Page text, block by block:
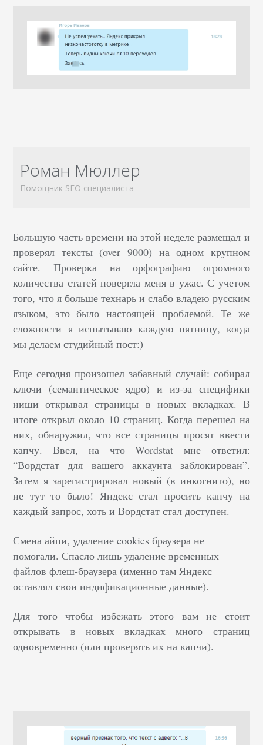
Роман Мюллер
Помощник SEO специалиста
Большую часть времени на этой неделе размещал и
проверял тексты (over 9000) на одном крупном
сайте. Проверка на орфографию огромного
количества статей повергла меня в ужас. С учетом
того, что я больше технарь и слабо владею русским
языком, это было настоящей проблемой. Те же
сложности я испытываю каждую пятницу, когда
мы делаем студийный пост:)
Еще сегодня произошел забавный случай: собирал
ключи (семантическое ядро) и из-за специфики
ниши открывал страницы в новых вкладках. В
итоге открыл около 10 страниц. Когда перешел на
них, обнаружил, что все страницы просят ввести
капчу. Ввел, на что Wordstat мне ответил:
“Вордстат для вашего аккаунта заблокирован”.
Затем я зарегистрировал новый (в инкогнито), но
не тут то было! Яндекс стал просить капчу на
каждый запрос, хоть и Вордстат стал доступен.
Смена айпи, удаление cookies браузера не
помогали. Спасло лишь удаление временных
файлов флеш-браузера (именно там Яндекс
оставлял свои индификационные данные).
Для того чтобы избежать этого вам не стоит
открывать в новых вкладках много страниц
одновременно (или проверять их на капчи).